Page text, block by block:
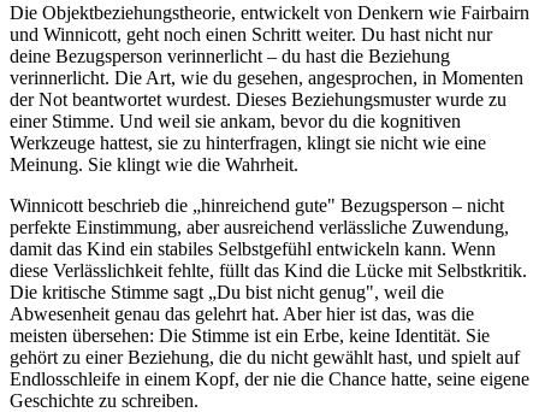
Die Objektbeziehungstheorie, entwickelt von Denkern wie Fairbairn
und Winnicott, geht noch einen Schritt weiter. Du hast nicht nur
deine Bezugsperson verinnerlicht – du hast die Beziehung
verinnerlicht. Die Art, wie du gesehen, angesprochen, in Momenten
der Not beantwortet wurdest. Dieses Beziehungsmuster wurde zu
einer Stimme. Und weil sie ankam, bevor du die kognitiven
Werkzeuge hattest, sie zu hinterfragen, klingt sie nicht wie eine
Meinung. Sie klingt wie die Wahrheit.
Winnicott beschrieb die „hinreichend gute" Bezugsperson – nicht
perfekte Einstimmung, aber ausreichend verlässliche Zuwendung,
damit das Kind ein stabiles Selbstgefühl entwickeln kann. Wenn
diese Verlässlichkeit fehlte, füllt das Kind die Lücke mit Selbstkritik.
Die kritische Stimme sagt „Du bist nicht genug", weil die
Abwesenheit genau das gelehrt hat. Aber hier ist das, was die
meisten übersehen: Die Stimme ist ein Erbe, keine Identität. Sie
gehört zu einer Beziehung, die du nicht gewählt hast, und spielt auf
Endlosschleife in einem Kopf, der nie die Chance hatte, seine eigene
Geschichte zu schreiben.